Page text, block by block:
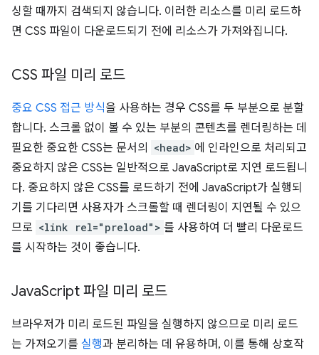
싱할 때까지 검색되지 않습니다. 이러한 리소스를 미리 로드하
면 CSS 파일이 다운로드되기 전에 리소스가 가져와집니다.
CSS 파일 미리 로드
중요 CSS 접근 방식을 사용하는 경우 CSS를 두 부분으로 분할
합니다. 스크롤 없이 볼 수 있는 부분의 콘텐츠를 렌더링하는 데
필요한 중요한 CSS는 문서의
<head> 에 인라인으로 처리되고
중요하지 않은 CSS는 일반적으로 JavaScript로 지연 로드됩니
다. 중요하지 않은 CSS를 로드하기 전에 JavaScript가 실행되
기를 기다리면 사용자가 스크롤할 때 렌더링이 지연될 수 있으
므로 <link rel="preload"> 를 사용하여 더 빨리 다운로드
를 시작하는 것이 좋습니다.
JavaScript 파일 미리 로드
브라우저가 미리 로드된 파일을 실행하지 않으므로 미리 로드
는 가져오기를 실행과 분리하는 데 유용하며, 이를 통해 상호작